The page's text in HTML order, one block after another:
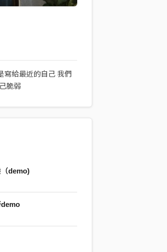
寫給最近的自己 我們
脆弱
demo)